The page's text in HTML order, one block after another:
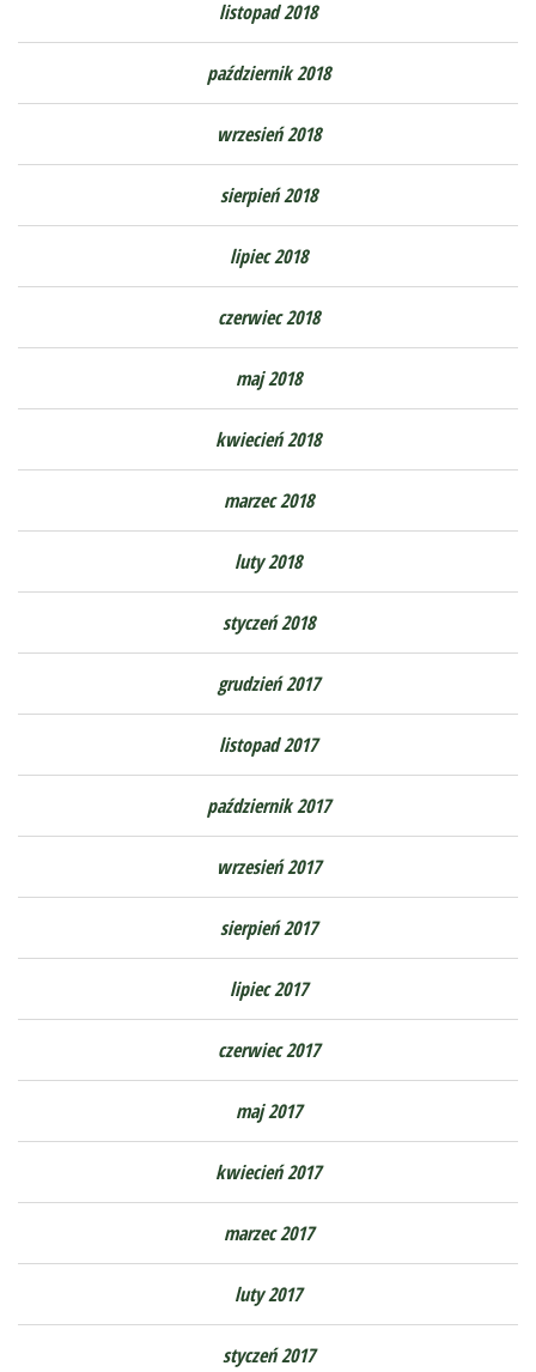
listopad 2018
październik 2018
wrzesień 2018
sierpień 2018
lipiec 2018
czerwiec 2018
maj 2018
kwiecień 2018
marzec 2018
luty 2018
styczeń 2018
grudzień 2017
listopad 2017
październik 2017
wrzesień 2017
sierpień 2017
lipiec 2017
czerwiec 2017
maj 2017
kwiecień 2017
marzec 2017
luty 2017
styczeń 2017